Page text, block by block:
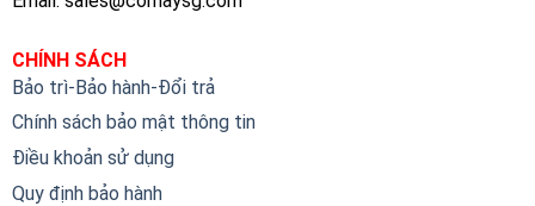
CHÍNH SÁCH
Bảo trì-Bảo hành-Đổi trả
Chính sách bảo mật thông tin
Điều khoản sử dụng
Quy định bảo hành